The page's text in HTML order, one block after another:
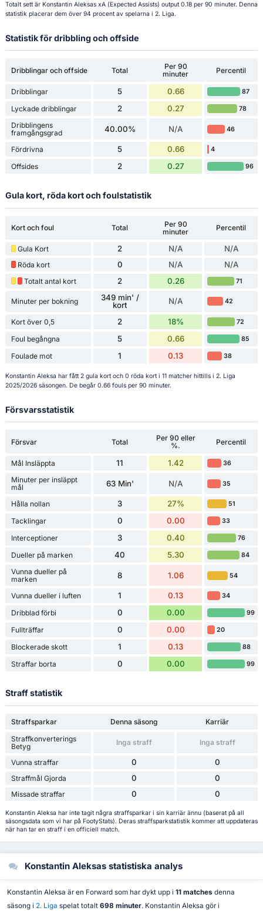
Totalt sett är Konstantin Aleksas xA (Expected Assists) output 0.18 per 90 minuter. Denna
statistik placerar dem över 94 procent av spelarna i 2. Liga.
Statistik för dribbling och offside
Dribblingar och offside Total
Per 90
minuter
Percentil
Dribblingar 5 0.66 87
Lyckade dribblingar 2 0.27 78
Dribblingens
framgångsgrad
40.00% N/A 46
Fördrivna 5 0.66 4
Offsides 2 0.27 96
Gula kort, röda kort och foulstatistik
Kort och foul Total
Per 90
minuter
Percentil
Gula Kort 2 N/A N/A
Röda kort 0 N/A N/A
Totalt antal kort 2 0.26 71
Minuter per bokning
349 min' /
kort
N/A 42
Kort över 0,5 2 18% 72
Foul begångna 5 0.66 85
Foulade mot 1 0.13 38
Konstantin Aleksa har fått 2 gula kort och 0 röda kort i 11 matcher hittills i 2. Liga
2025/2026 säsongen. De begår 0.66 fouls per 90 minuter.
Försvarsstatistik
Försvar Total
Per 90 eller
%.
Percentil
Mål Insläppta 11 1.42 36
Minuter per insläppt
mål
63 Min' N/A 35
Hålla nollan 3 27% 51
Tacklingar 0 0.00 33
Interceptioner 3 0.40 76
Dueller på marken 40 5.30 84
Vunna dueller på
marken
8 1.06 54
Vunna dueller i luften 1 0.13 34
Dribblad förbi 0 0.00 99
Fullträffar 0 0.00 20
Blockerade skott 1 0.13 88
Straffar borta 0 0.00 99
Straff statistik
Straffsparkar Denna säsong
Karriär
Straffkonverterings
Betyg
Inga straff Inga straff
Vunna straffar 0 0
Straffmål Gjorda 0 0
Missade straffar 0 0
Konstantin Aleksa har inte tagit några straffsparkar i sin karriär ännu (baserat på all
säsongsdata som vi har på FootyStats). Deras straffsparkstatistik kommer att uppdateras
när han tar en straff i en officiell match.
Konstantin Aleksas statistiska analys
Konstantin Aleksa är en Forward som har dykt upp i 11 matches denna
säsong i 2. Liga spelat totalt 698 minuter. Konstantin Aleksa gör i